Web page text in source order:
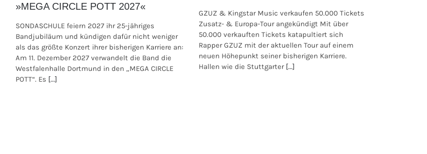
»MEGA CIRCLE POTT 2027«
SONDASCHULE feiern 2027 ihr 25-jähriges
Bandjubiläum und kündigen dafür nicht weniger
als das größte Konzert ihrer bisherigen Karriere an:
Am 11. Dezember 2027 verwandelt die Band die
Westfalenhalle Dortmund in den „MEGA CIRCLE
POTT“. Es [...]
GZUZ & Kingstar Music verkaufen 50.000 Tickets
Zusatz- & Europa-Tour angekündigt Mit über
50.000 verkauften Tickets katapultiert sich
Rapper GZUZ mit der aktuellen Tour auf einem
neuen Höhepunkt seiner bisherigen Karriere.
Hallen wie die Stuttgarter[...]